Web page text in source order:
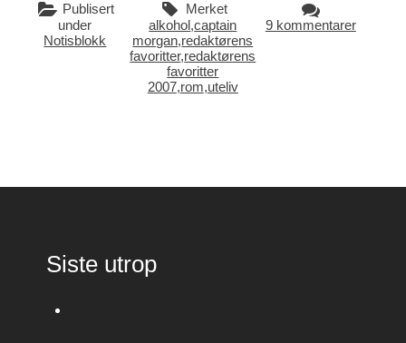
Publisert
under
Notisblokk
Merket
alkohol,captain
morgan,redaktørens
favoritter,redaktørens
favoritter
2007,rom,uteliv
9 kommentarer
Siste utrop